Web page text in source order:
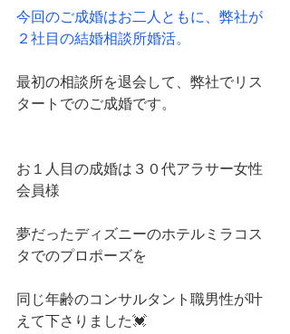
今回のご成婚はお二人ともに、弊社が
２社目の結婚相談所婚活。
最初の相談所を退会して、弊社でリス
タートでのご成婚です。
お１人目の成婚は３０代アラサー女性
会員様
夢だったディズニーのホテルミラコス
タでのプロポーズを
同じ年齢のコンサルタント職男性が叶
えて下さりました💓